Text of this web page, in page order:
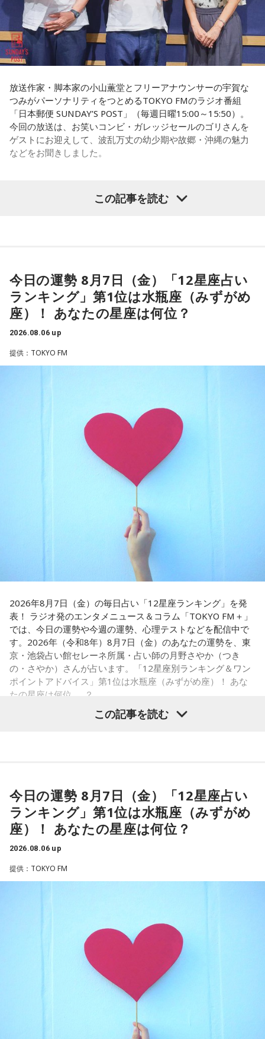
ンの権力を大きくしているんですね。直接、命令しなくても
周りが勝手に忖度して動く、というのがドンの世界です」
長野「こういうドンが全国にいる、というわけですね」
常井「福岡って大物議員がたくさんいました。その中で藏内
さんはどういう位置づけか。麻生さん、武田さん、かつては
古賀誠さん、山崎拓さん、村上正邦さん、といった方も。大
物が同じ県内にたくさんいることが、ドンを生み出す第2の条
件です」
ですが。バラバラになった自民党を束ねる役割を果たしたの
が藏内さんだった。藏内さんは国会議員が就くことが多い自
民党県連会長にもなれた。ドンは保守分裂の中で育つんです
ね」
放送ではさらにドンの実態についての解説が続いた。
放送作家・脚本家の小山薫堂とフリーアナウンサーの宇賀な
つみがパーソナリティをつとめるTOKYO FMのラジオ番組
「日本郵便 SUNDAY’S POST」（毎週日曜15:00～15:50）。
今回の放送は、お笑いコンビ・ガレッジセールのゴリさんを
ゲストにお迎えして、波乱万丈の幼少期や故郷・沖縄の魅力
などをお聞きしました。
（左から）パーソナリティの小山薫堂、ゴリさん、宇賀なつ
ゴリさんは、1972年沖縄県那覇市生まれ。沖縄の本土復帰か
らわずか1週間後に生まれた“復帰っ子”です。1995年に中学時
代の同級生・川田広樹さんとガレッジセールを結成し、バラ
エティ番組などで人気を集めました。2006年からは映画監督
としても活動。2019年公開の映画「洗骨」はモスクワ国際映
督協会新人賞を受賞しました。また、「おきなわ新喜劇」の
旗揚げやYouTube「ゴリ★オキナワ」などを通じて、故郷・
本土復帰当時の記憶はありませんが、「僕らは“復帰っ子”と言
われている」と話すゴリさん。両親からは、復帰直後の沖縄
の活気や、ドルから円への切り替えをめぐる混乱を聞いて育
ちました。なかでも「『円になったほうがお金が減る』と文
句を言っていた」というエピソードは、当時ならではの出来
事として印象に残っているそうです。
阪へ。しかし翌朝、父親の姿はなく、「今日からおじさんと
おばさんと暮らすんだよ」と告げられます。「映画みたいな
嘘みたいな話で」と振り返るように、突然始まった新生活に
戸惑い、転校先でも誰とも話せない日々が続きました。
孤独を感じるなかで、「何かしなきゃ」との思いから、クラ
る」という気づきを得て、掃除の時間に机の上で松田聖子さ
んの「青い珊瑚礁」を歌いながら一発芸を披露。最初は教室
が静まり返ったものの、その後は「あんなに無口だった転校
生が急に変なことをやり出した」と話題になり、「お前、お
もろいな」「遊ぼうや」と友達の輪が一気に広がったといい
ます。
この出来事をきっかけに、「笑いは武器になる」と実感。
「自分を認めてもらうには、人を笑わせればいい」という体
験が、芸人としての原点になったと振り返ります。
ちゃくちゃだし、早口で喋ったもんだから、ただただ引きつ
らせてしまいました」と当時を振り返り、苦笑いを見せまし
た。
沖縄を訪れたらぜひ足を運んでほしい場所として、ゴリさん
は国際通り近くの「せんべろ街」を紹介しました。「そこだ
け東南アジアの空気感もあるので、1つの場所で2つの旅行を
しているみたい」と、その独特の魅力を語ります。
なかでもおすすめとして挙げたのが「米仙」です。お酒3杯に
寿司5貫の組み合わせがリーズナブルな価格で楽しめ、「石垣
炙らないほうがおすすめです」と、地元ならではの楽しみ方
この記事を読む
今日の運勢 8月7日（金）「12星座占い
ランキング」第1位は水瓶座（みずがめ
座）！ あなたの星座は何位？
2026.08.06 up
提供：TOKYO FM
2026年8月7日（金）の毎日占い「12星座ランキング」を発
表！ ラジオ発のエンタメニュース＆コラム「TOKYO FM＋」
では、今日の運勢や今週の運勢、心理テストなどを配信中で
す。2026年（令和8年）8月7日（金）のあなたの運勢を、東
京・池袋占い館セレーネ所属・占い師の月野さやか（つき
の・さやか）さんが占います。「12星座別ランキング＆ワン
ポイントアドバイス」第1位は水瓶座（みずがめ座）！ あな
たの星座は何位……？
れることを選ぶと流れが変わります。人と違っても大丈夫。
今夜にでも「本当はこう生きたい」を自由に書き出してみ
て。
【2位】双子座（ふたご座）
思いがけない誘いや情報が、次の展開を連れてくるかも！今
【3位】天秤座（てんびん座）
今日から金星が天秤座へ！！あなた本来の魅力がグッと高ま
る時。人とのご縁にも恵まれやすく、嬉しいお誘いや出会い
があるかもしれません。少しおしゃれして人に会うのもおす
すめ。今日は鏡の前で「今の自分が好きなところ」を3つ見つ
「もっと面白いことがしたい！」という気持ちが未来を動か
この記事を読む
今日の運勢 8月7日（金）「12星座占い
ランキング」第1位は水瓶座（みずがめ
座）！ あなたの星座は何位？
2026.08.06 up
提供：TOKYO FM